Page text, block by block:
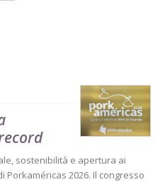
sostenibilità e apertura ai
2026. Il congresso